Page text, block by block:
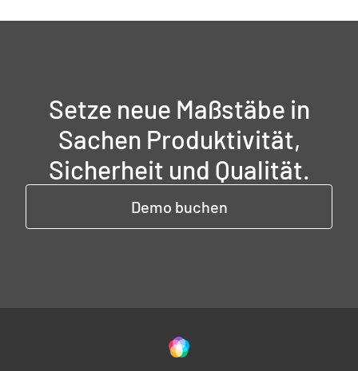
Setze neue Maßstäbe in
Sachen Produktivität,
Sicherheit und Qualität.
Demo buchen